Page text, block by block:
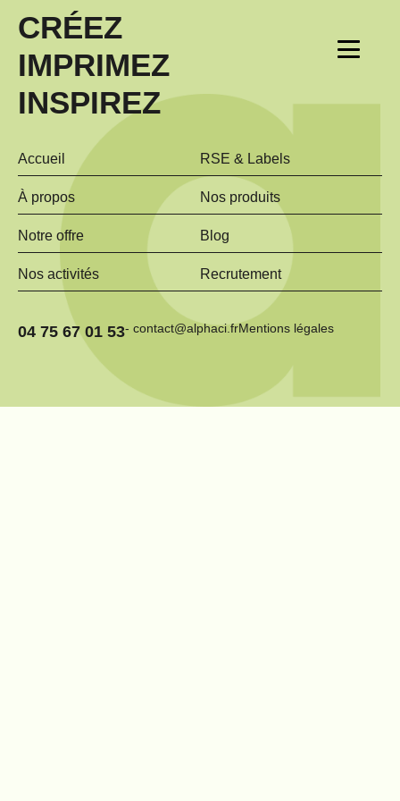
CRÉEZ
IMPRIMEZ
INSPIREZ
Accueil
À propos
Notre offre
Nos activités
RSE & Labels
Nos produits
Blog
Recrutement
04 75 67 01 53- contact@alphaci.frMentions légales